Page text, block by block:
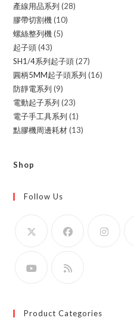
products
產線用品系列 2828
膠帶切割機 1010
螺絲整列機 55
起子頭 4343
products
SH1/4系列起子頭 2727
products
圓柄5MM起子頭系列 1616
防靜電系列 99
products
電動起子系列 2323
products
電子手工具系列 11
product
點膠機周邊耗材 1313
Shop
Follow Us
Product Categories